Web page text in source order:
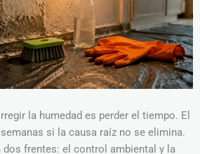
la humedad es perder el tiempo. El
si la causa raíz no se elimina.
dos frentes: el control ambiental y la